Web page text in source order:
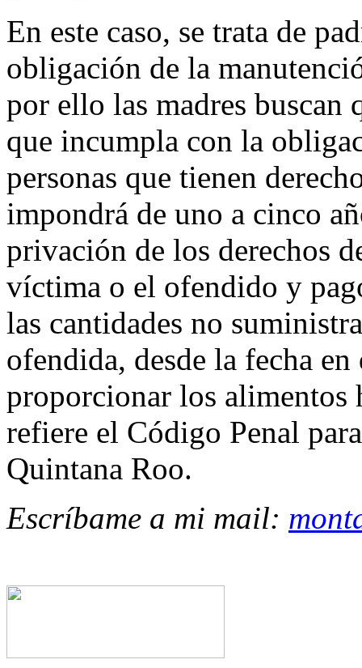
En este caso, se trata de
obligación de la
por ello las madres
que incumpla con la
personas que tienen
impondrá de uno a cinco
privación de los derechos
víctima o el ofendido y
las cantidades no
ofendida, desde la fecha
proporcionar los alimentos
refiere el Código Penal
Quintana Roo.
Escríbame a mi mail: